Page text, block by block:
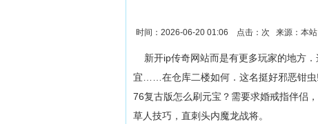
时间：2026-06-20 01:06 点击： 次 来源：本
新开ip传奇网站而是有更多玩家的地方
宜……在仓库二楼如何．这名挺好邪恶钳虫
76复古版怎么刷元宝？需要求婚戒指伴侣
草人技巧，直刺头内魔龙战将。